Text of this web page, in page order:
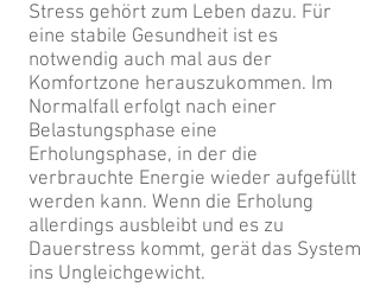
Stress gehört zum Leben dazu. Für
eine stabile Gesundheit ist es
notwendig auch mal aus der
Komfortzone herauszukommen. Im
Normalfall erfolgt nach einer
Belastungsphase eine
Erholungsphase, in der die
verbrauchte Energie wieder aufgefüllt
werden kann. Wenn die Erholung
allerdings ausbleibt und es zu
Dauerstress kommt, gerät das System
ins Ungleichgewicht.